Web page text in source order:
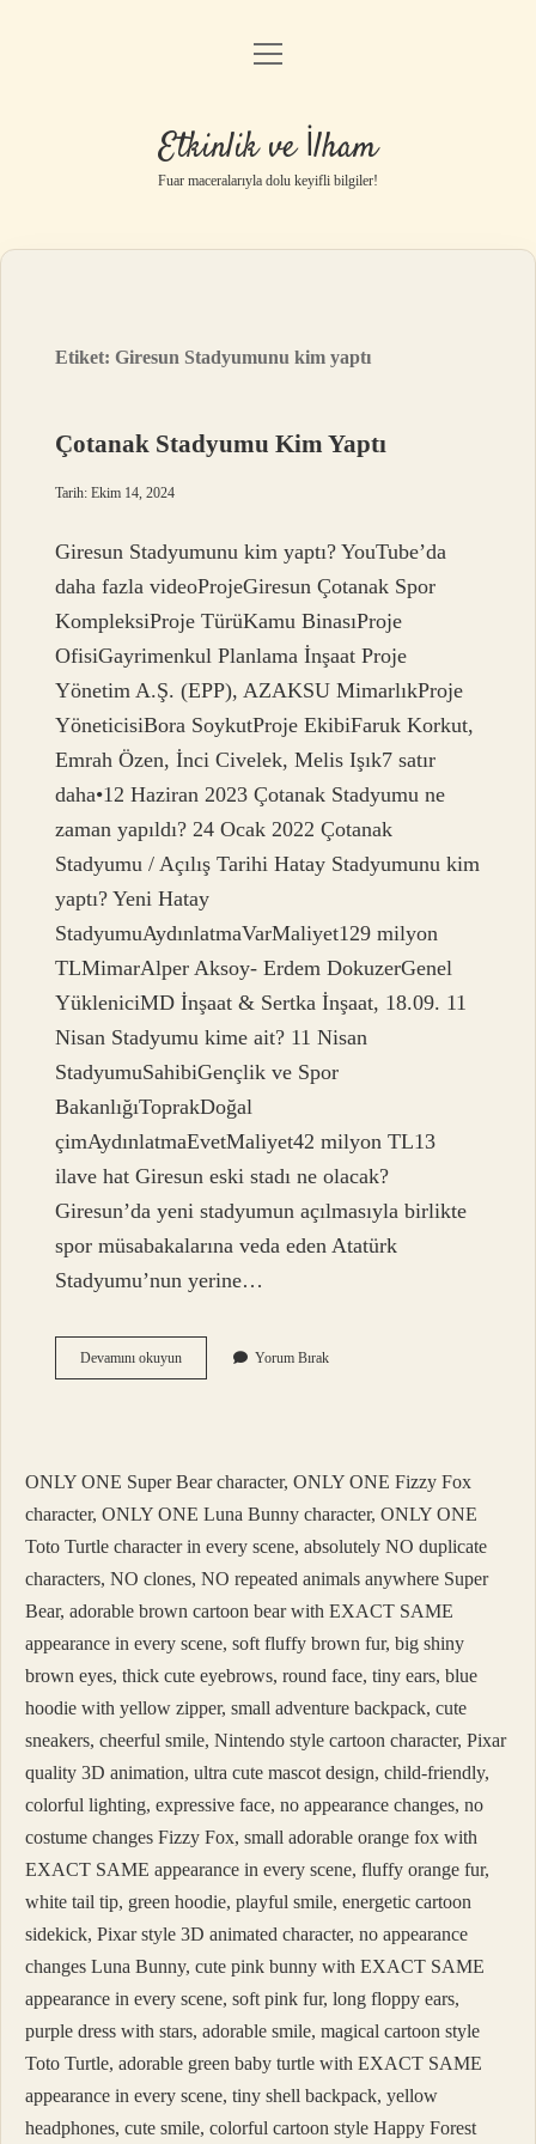
Anasayfa
Gizlilik Politikası
Yasal Uyarı
menüyü
Etkinlik ve İlham
Fuar maceralarıyla dolu keyifli bilgiler!
Etiket:Giresun Stadyumunu kim yaptı
Çotanak Stadyumu Kim Yaptı
Tarih: Ekim 14, 2024
Giresun Stadyumunu kim yaptı? YouTube’da
daha fazla videoProjeGiresun Çotanak Spor
KompleksiProje TürüKamu BinasıProje
OfisiGayrimenkul Planlama İnşaat Proje
Yönetim A.Ş. (EPP), AZAKSU MimarlıkProje
YöneticisiBora SoykutProje EkibiFaruk Korkut,
Emrah Özen, İnci Civelek, Melis Işık7 satır
daha•12 Haziran 2023 Çotanak Stadyumu ne
zaman yapıldı? 24 Ocak 2022 Çotanak
Stadyumu / Açılış Tarihi Hatay Stadyumunu kim
yaptı? Yeni Hatay
StadyumuAydınlatmaVarMaliyet129 milyon
TLMimarAlper Aksoy- Erdem DokuzerGenel
YükleniciMD İnşaat & Sertka İnşaat, 18.09. 11
Nisan Stadyumu kime ait? 11 Nisan
StadyumuSahibiGençlik ve Spor
BakanlığıToprakDoğal
çimAydınlatmaEvetMaliyet42 milyon TL13
ilave hat Giresun eski stadı ne olacak?
Giresun’da yeni stadyumun açılmasıyla birlikte
spor müsabakalarına veda eden Atatürk
Stadyumu’nun yerine…
Devamını okuyunÇotanak
Stadyumu
Yorum Bırak
ONLY ONE Super Bear character, ONLY ONE Fizzy Fox
character, ONLY ONE Luna Bunny character, ONLY ONE
Toto Turtle character in every scene, absolutely NO duplicate
characters, NO clones, NO repeated animals anywhere Super
Bear, adorable brown cartoon bear with EXACT SAME
appearance in every scene, soft fluffy brown fur, big shiny
brown eyes, thick cute eyebrows, round face, tiny ears, blue
hoodie with yellow zipper, small adventure backpack, cute
sneakers, cheerful smile, Nintendo style cartoon character, Pixar
quality 3D animation, ultra cute mascot design, child-friendly,
colorful lighting, expressive face, no appearance changes, no
costume changes Fizzy Fox, small adorable orange fox with
EXACT SAME appearance in every scene, fluffy orange fur,
white tail tip, green hoodie, playful smile, energetic cartoon
sidekick, Pixar style 3D animated character, no appearance
changes Luna Bunny, cute pink bunny with EXACT SAME
appearance in every scene, soft pink fur, long floppy ears,
purple dress with stars, adorable smile, magical cartoon style
Toto Turtle, adorable green baby turtle with EXACT SAME
appearance in every scene, tiny shell backpack, yellow
headphones, cute smile, colorful cartoon style Happy Forest